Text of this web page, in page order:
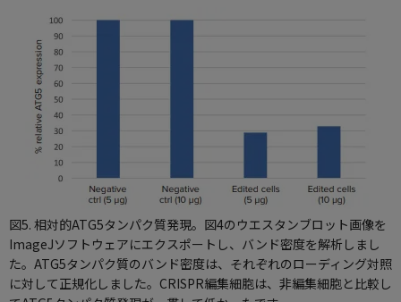
図5. 相対的ATG5タンパク質発現。図4のウエスタンブロット画像を
ImageJソフトウェアにエクスポートし、バンド密度を解析しまし
た。ATG5タンパク質のバンド密度は、それぞれのローディング対照
に対して正規化しました。CRISPR編集細胞は、非編集細胞と比較し